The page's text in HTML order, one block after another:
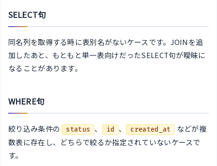
SELECT句
同名列を取得する時に表別名がないケースです。JOINを追
加したあと、もともと単一表向けだったSELECT句が曖昧に
なることがあります。
WHERE句
絞り込み条件の status 、 id 、 created_at
などが複
数表に存在し、どちらで絞るか指定されていないケースで
す。